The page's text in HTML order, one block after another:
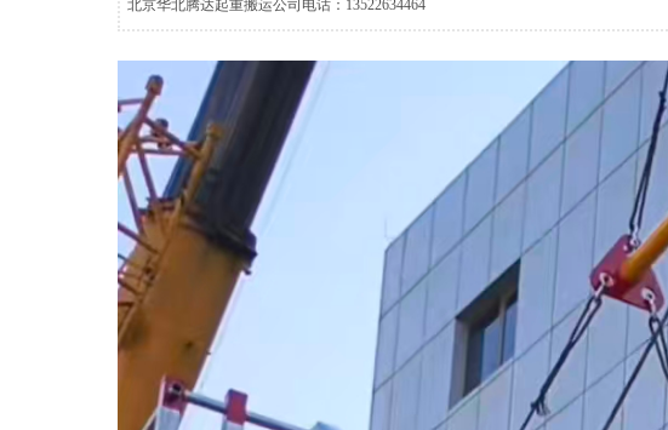
北京华北腾达起重搬运公司电话：13522634464